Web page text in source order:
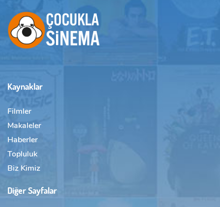
Kaynaklar
Filmler
Makaleler
Haberler
Topluluk
Biz Kimiz
Diğer Sayfalar